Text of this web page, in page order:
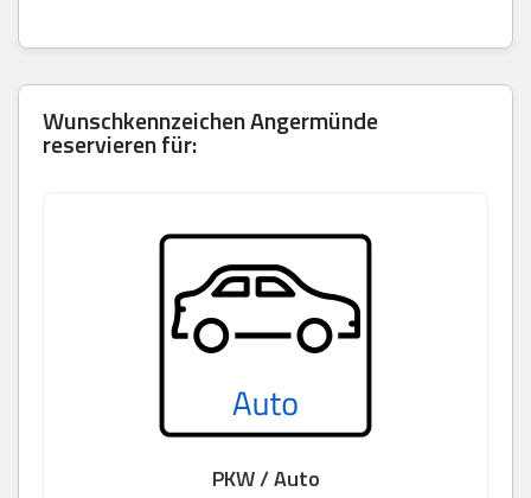
Wunschkennzeichen Angermünde
reservieren für:
PKW / Auto